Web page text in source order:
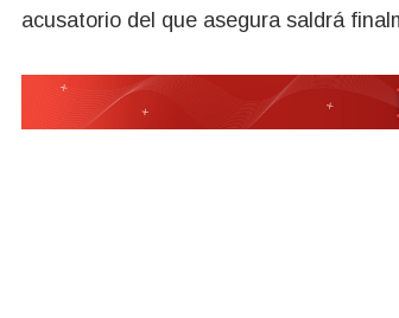
acusatorio del que asegura saldrá